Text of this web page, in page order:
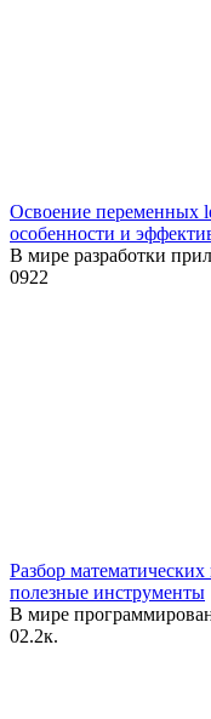
Освоение переменных
особенности и
В мире разработки
0922
Разбор
полезные инструменты
В мире
02.2к.